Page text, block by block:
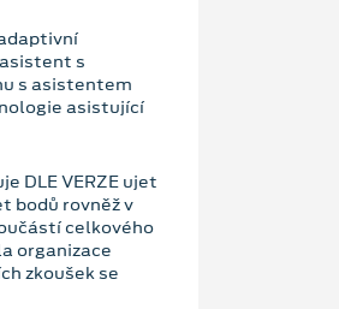
s
s asistentem
asistující
DLE VERZE ujet
bodů rovněž v
celkového
organizace
zkoušek se